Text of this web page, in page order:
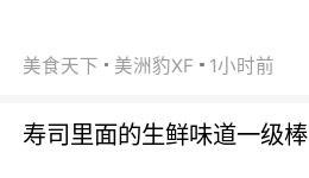
美食天下 美洲豹XF 1小时前
寿司里面的生鲜味道一级棒